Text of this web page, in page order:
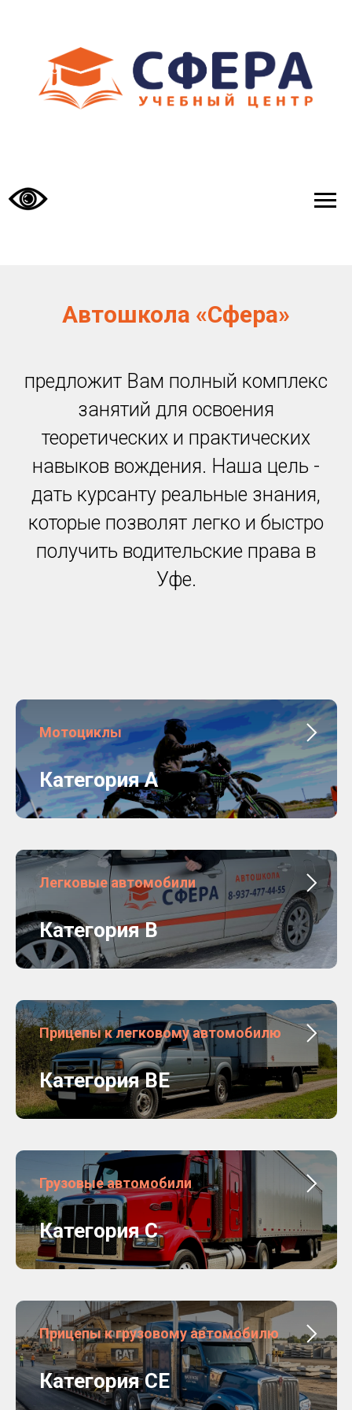
Автошкола «Сфера»
предложит Вам полный комплекс
занятий для освоения
теоретических и практических
навыков вождения. Наша цель -
дать курсанту реальные знания,
которые позволят легко и быстро
получить водительские права в
Уфе.
Мотоциклы
Категория А
Легковые автомобили
Категория B
Прицепы к легковому автомобилю
Категория BЕ
Грузовые автомобили
Категория C
Прицепы к грузовому автомобилю
Категория CЕ